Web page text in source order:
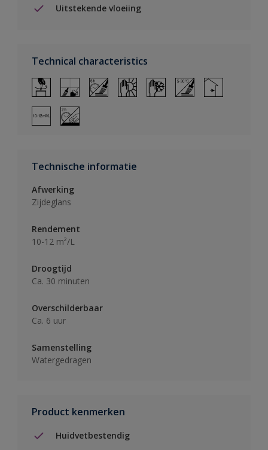
Uitstekende vloeiing
Technical characteristics
Technische informatie
Afwerking
Zijdeglans
Rendement
10-12 m²/L
Droogtijd
Ca. 30 minuten
Overschilderbaar
Ca. 6 uur
Samenstelling
Watergedragen
Product kenmerken
Huidvetbestendig